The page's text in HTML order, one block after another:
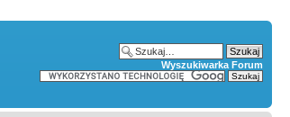
Wyszukiwarka Forum